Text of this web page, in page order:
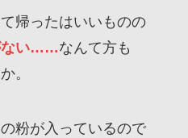
帰ったはいいものの
ない……なんて方も
。
粉が入っているので